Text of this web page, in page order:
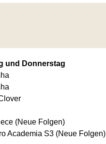
und Donnerstag
(Neue Folgen)
Academia S3 (Neue Folgen)